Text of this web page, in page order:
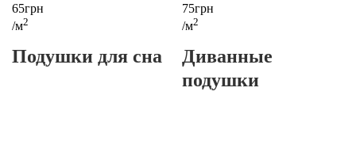
65грн
/м2
75грн
/м2
Подушки для сна
Диванные
подушки